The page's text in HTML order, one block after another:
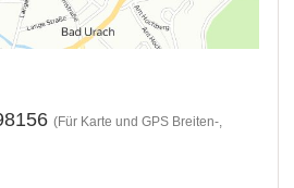
(Für Karte und GPS Breiten-,